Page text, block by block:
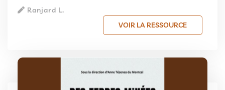
Ranjard L.
VOIR LA RESSOURCE